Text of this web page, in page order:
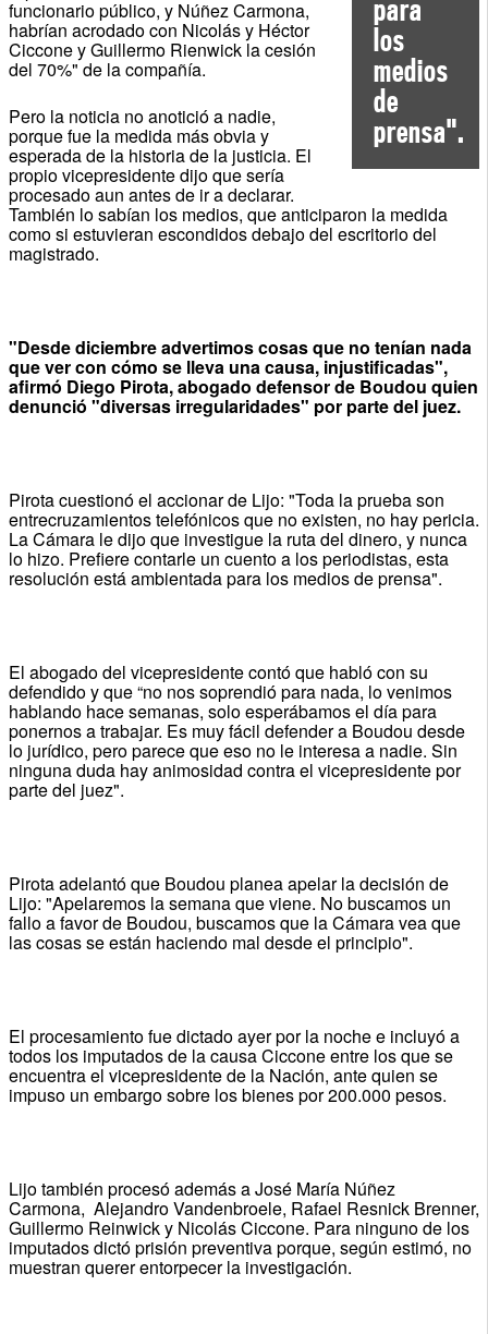
para
los
medios
de
prensa".
funcionario público, y Núñez Carmona,
habrían acrodado con Nicolás y Héctor
Ciccone y Guillermo Rienwick la cesión
del 70%" de la compañía.
Pero la noticia no anotició a nadie,
porque fue la medida más obvia y
esperada de la historia de la justicia. El
propio vicepresidente dijo que sería
procesado aun antes de ir a declarar.
También lo sabían los medios, que anticiparon la medida
como si estuvieran escondidos debajo del escritorio del
magistrado.
"Desde diciembre advertimos cosas que no tenían nada
que ver con cómo se lleva una causa, injustificadas",
afirmó Diego Pirota, abogado defensor de Boudou quien
denunció "diversas irregularidades" por parte del juez.
Pirota cuestionó el accionar de Lijo: "Toda la prueba son
entrecruzamientos telefónicos que no existen, no hay pericia.
La Cámara le dijo que investigue la ruta del dinero, y nunca
lo hizo. Prefiere contarle un cuento a los periodistas, esta
resolución está ambientada para los medios de prensa".
El abogado del vicepresidente contó que habló con su
defendido y que “no nos soprendió para nada, lo venimos
hablando hace semanas, solo esperábamos el día para
ponernos a trabajar. Es muy fácil defender a Boudou desde
lo jurídico, pero parece que eso no le interesa a nadie. Sin
ninguna duda hay animosidad contra el vicepresidente por
parte del juez".
Pirota adelantó que Boudou planea apelar la decisión de
Lijo: "Apelaremos la semana que viene. No buscamos un
fallo a favor de Boudou, buscamos que la Cámara vea que
las cosas se están haciendo mal desde el principio".
El procesamiento fue dictado ayer por la noche e incluyó a
todos los imputados de la causa Ciccone entre los que se
encuentra el vicepresidente de la Nación, ante quien se
impuso un embargo sobre los bienes por 200.000 pesos.
Lijo también procesó además a José María Núñez
Carmona, Alejandro Vandenbroele, Rafael Resnick Brenner,
Guillermo Reinwick y Nicolás Ciccone. Para ninguno de los
imputados dictó prisión preventiva porque, según estimó, no
muestran querer entorpecer la investigación.